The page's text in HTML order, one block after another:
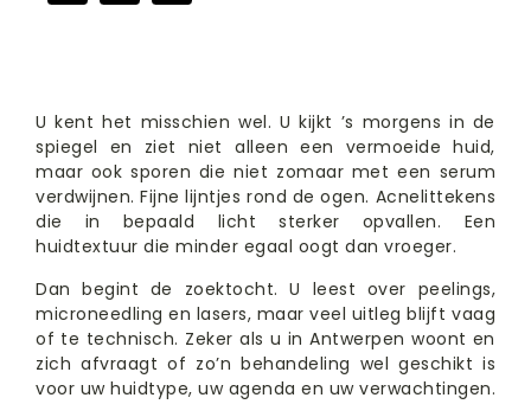
U kent het misschien wel. U kijkt ’s morgens in de
spiegel en ziet niet alleen een vermoeide huid,
maar ook sporen die niet zomaar met een serum
verdwijnen. Fijne lijntjes rond de ogen. Acnelittekens
die in bepaald licht sterker opvallen. Een
huidtextuur die minder egaal oogt dan vroeger.
Dan begint de zoektocht. U leest over peelings,
microneedling en lasers, maar veel uitleg blijft vaag
of te technisch. Zeker als u in Antwerpen woont en
zich afvraagt of zo’n behandeling wel geschikt is
voor uw huidtype, uw agenda en uw verwachtingen.